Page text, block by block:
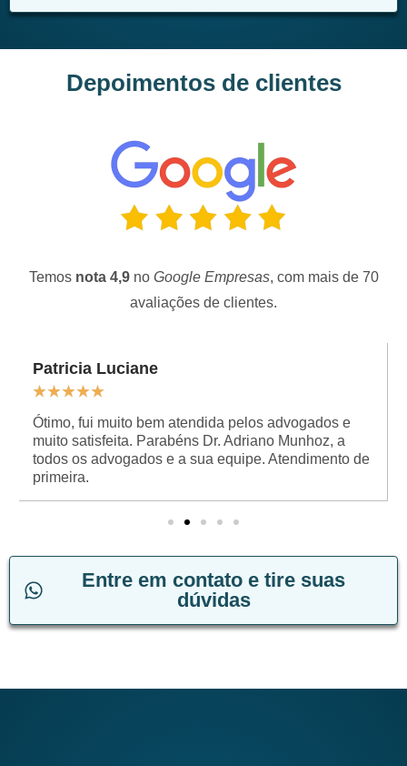
Depoimentos de clientes
Temos nota 4,9 no Google Empresas, com mais de 70
avaliações de clientes.
Patricia Luciane
★★★★★
Ótimo, fui muito bem atendida pelos advogados e
muito satisfeita. Parabéns Dr. Adriano Munhoz, a
todos os advogados e a sua equipe. Atendimento de
primeira.
Entre em contato e tire suas
dúvidas